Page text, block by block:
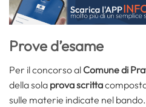
Prove d’esame
Per il concorso al Comune di
della sola prova scritta
sulle materie indicate nel bando.